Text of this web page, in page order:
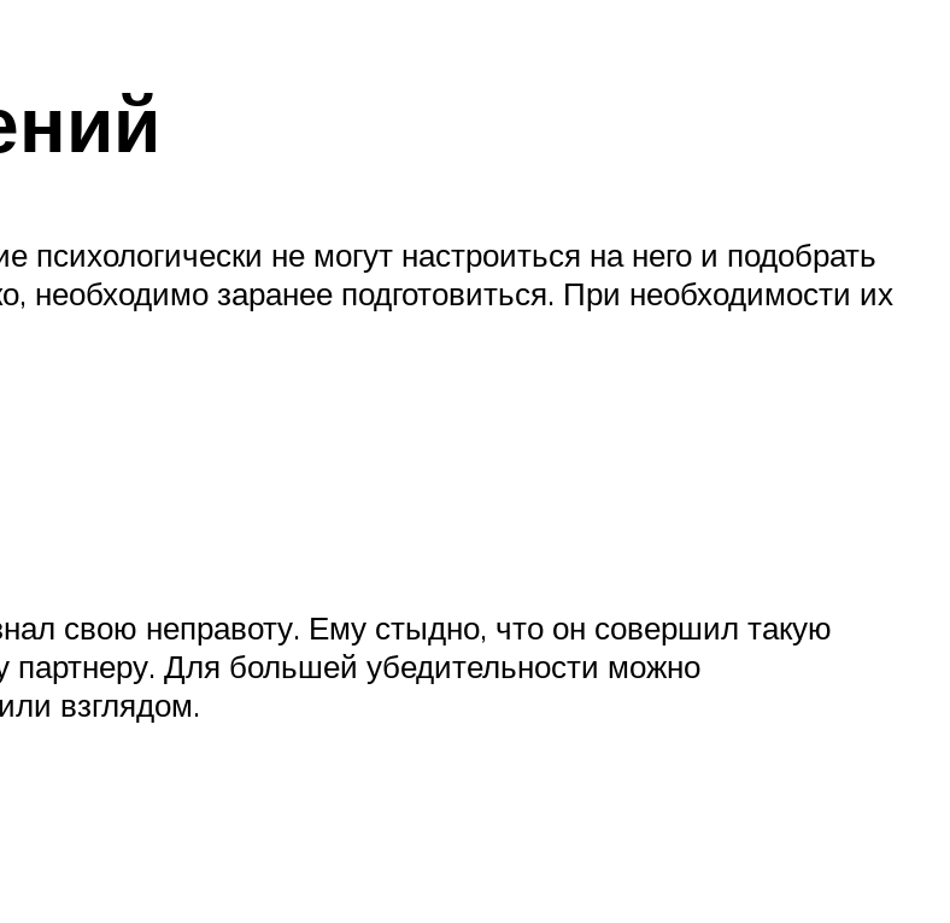
не могут настроиться на него и подобрать
необходимо заранее подготовиться. При необходимости их
свою неправоту. Ему стыдно, что он совершил такую
Для большей убедительности можно
взглядом.